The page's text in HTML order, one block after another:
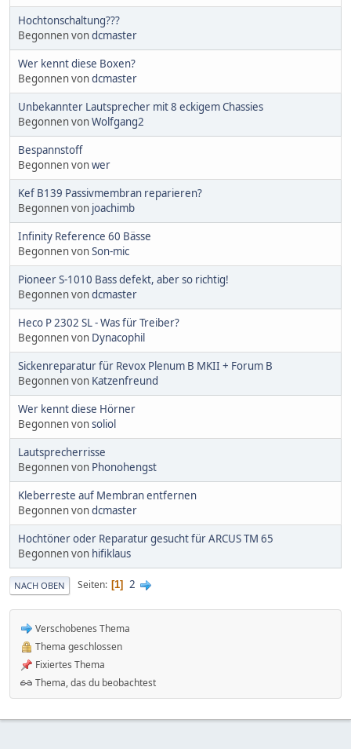
Hochtonschaltung???
Begonnen vondcmaster
Wer kennt diese Boxen?
Begonnen vondcmaster
Unbekannter Lautsprecher mit 8 eckigem Chassies
Begonnen vonWolfgang2
Bespannstoff
Begonnen vonwer
Kef B139 Passivmembran reparieren?
Begonnen von joachimb
Infinity Reference 60 Bässe
Begonnen vonSon-mic
Pioneer S-1010 Bass defekt, aber so richtig!
Begonnen vondcmaster
Heco P 2302 SL - Was für Treiber?
Begonnen von Dynacophil
Sickenreparatur für Revox Plenum B MKII + Forum B
Begonnen von Katzenfreund
Wer kennt diese Hörner
Begonnen vonsoliol
Lautsprecherrisse
Begonnen von Phonohengst
Kleberreste auf Membran entfernen
Begonnen vondcmaster
Hochtöner oder Reparatur gesucht für ARCUS TM 65
Begonnen von hifiklaus
NACH OBEN Seiten 1 2
Verschobenes Thema
Thema geschlossen
Fixiertes Thema
Thema, das du beobachtest